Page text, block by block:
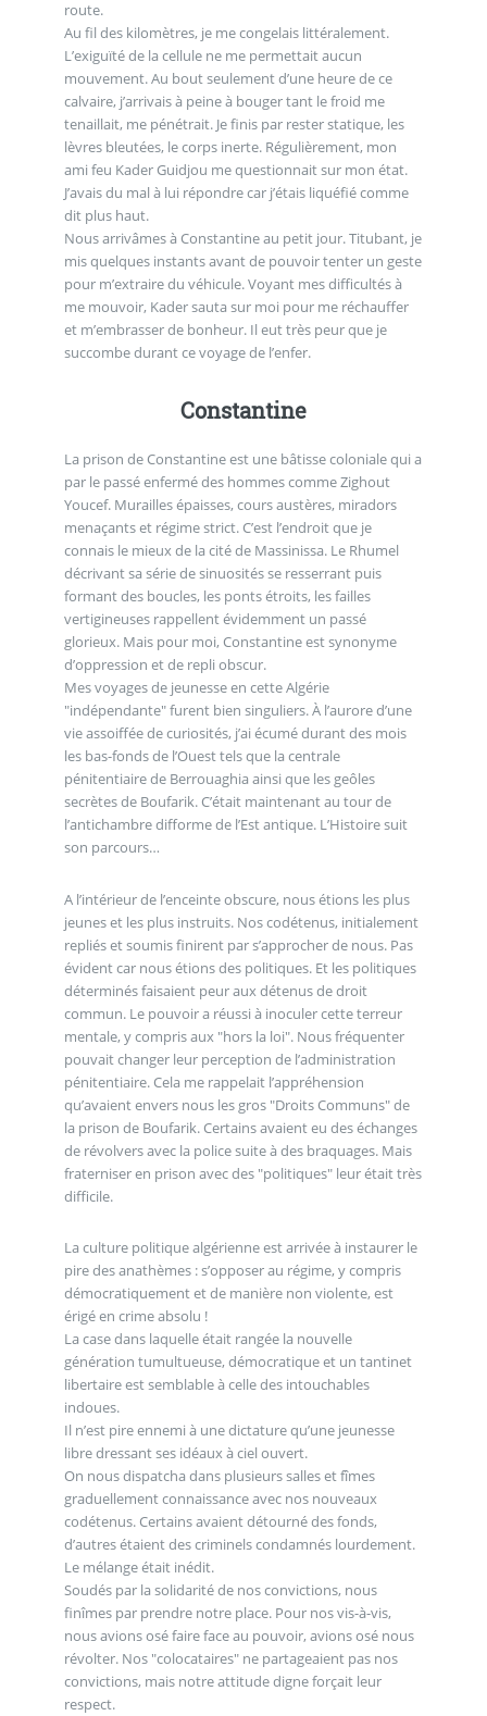
route.
Au fil des kilomètres, je me congelais littéralement.
L’exiguïté de la cellule ne me permettait aucun
mouvement. Au bout seulement d’une heure de ce
calvaire, j’arrivais à peine à bouger tant le froid me
tenaillait, me pénétrait. Je finis par rester statique, les
lèvres bleutées, le corps inerte. Régulièrement, mon
ami feu Kader Guidjou me questionnait sur mon état.
J’avais du mal à lui répondre car j’étais liquéfié comme
dit plus haut.
Nous arrivâmes à Constantine au petit jour. Titubant, je
mis quelques instants avant de pouvoir tenter un geste
pour m’extraire du véhicule. Voyant mes difficultés à
me mouvoir, Kader sauta sur moi pour me réchauffer
et m’embrasser de bonheur. Il eut très peur que je
succombe durant ce voyage de l’enfer.
Constantine
La prison de Constantine est une bâtisse coloniale qui a
par le passé enfermé des hommes comme Zighout
Youcef. Murailles épaisses, cours austères, miradors
menaçants et régime strict. C’est l’endroit que je
connais le mieux de la cité de Massinissa. Le Rhumel
décrivant sa série de sinuosités se resserrant puis
formant des boucles, les ponts étroits, les failles
vertigineuses rappellent évidemment un passé
glorieux. Mais pour moi, Constantine est synonyme
d’oppression et de repli obscur.
Mes voyages de jeunesse en cette Algérie
"indépendante" furent bien singuliers. À l’aurore d’une
vie assoiffée de curiosités, j’ai écumé durant des mois
les bas-fonds de l’Ouest tels que la centrale
pénitentiaire de Berrouaghia ainsi que les geôles
secrètes de Boufarik. C’était maintenant au tour de
l’antichambre difforme de l’Est antique. L’Histoire suit
son parcours…
A l’intérieur de l’enceinte obscure, nous étions les plus
jeunes et les plus instruits. Nos codétenus, initialement
repliés et soumis finirent par s’approcher de nous. Pas
évident car nous étions des politiques. Et les politiques
déterminés faisaient peur aux détenus de droit
commun. Le pouvoir a réussi à inoculer cette terreur
mentale, y compris aux "hors la loi". Nous fréquenter
pouvait changer leur perception de l’administration
pénitentiaire. Cela me rappelait l’appréhension
qu’avaient envers nous les gros "Droits Communs" de
la prison de Boufarik. Certains avaient eu des échanges
de révolvers avec la police suite à des braquages. Mais
fraterniser en prison avec des "politiques" leur était très
difficile.
La culture politique algérienne est arrivée à instaurer le
pire des anathèmes : s’opposer au régime, y compris
démocratiquement et de manière non violente, est
érigé en crime absolu !
La case dans laquelle était rangée la nouvelle
génération tumultueuse, démocratique et un tantinet
libertaire est semblable à celle des intouchables
indoues.
Il n’est pire ennemi à une dictature qu’une jeunesse
libre dressant ses idéaux à ciel ouvert.
On nous dispatcha dans plusieurs salles et fîmes
graduellement connaissance avec nos nouveaux
codétenus. Certains avaient détourné des fonds,
d’autres étaient des criminels condamnés lourdement.
Le mélange était inédit.
Soudés par la solidarité de nos convictions, nous
finîmes par prendre notre place. Pour nos vis-à-vis,
nous avions osé faire face au pouvoir, avions osé nous
révolter. Nos "colocataires" ne partageaient pas nos
convictions, mais notre attitude digne forçait leur
respect.